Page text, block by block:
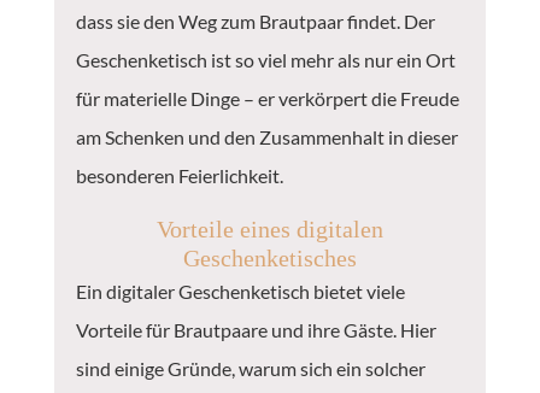
dass sie den Weg zum Brautpaar findet. Der
Geschenketisch ist so viel mehr als nur ein Ort
für materielle Dinge – er verkörpert die Freude
am Schenken und den Zusammenhalt in dieser
besonderen Feierlichkeit.
Vorteile eines digitalen
Geschenketisches
Ein digitaler Geschenketisch bietet viele
Vorteile für Brautpaare und ihre Gäste. Hier
sind einige Gründe, warum sich ein solcher